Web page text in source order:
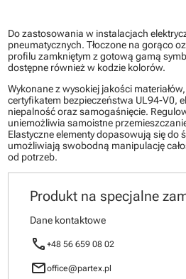
Do zastosowania w instalacjach
pneumatycznych. Tłoczone na gorąco
profilu zamkniętym z gotową gamą
dostępne również w kodzie kolorów.
Wykonane z wysokiej jakości
certyfikatem bezpieczeństwa UL94-V0,
niepalność oraz samogaśnięcie.
uniemożliwia samoistne
Elastyczne elementy dopasowują się do
umożliwiają swobodną manipulację
od potrzeb.
Produkt na specjalne
Dane kontaktowe
call +48 56 659 08 02
mailoffice@partex.pl